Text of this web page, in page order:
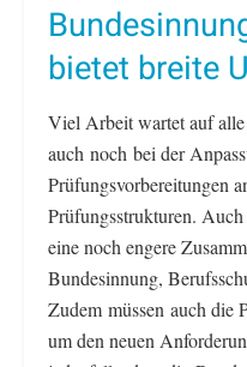
bietet breite
Viel Arbeit wartet auf
auch noch bei der
Prüfungsvorbereitungen
Prüfungsstrukturen.
eine noch engere
Bundesinnung,
Zudem müssen auch die
um den neuen